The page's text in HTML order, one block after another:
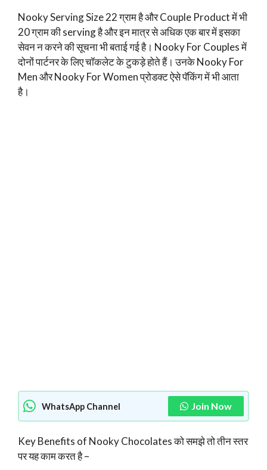
Nooky Serving Size 22 ग्राम है और Couple Product में भी
20 ग्राम की serving है और इन मात्र से अधिक एक बार में इसका
सेवन न करने की सूचना भी बताई गई है। Nooky For Couples में
दोनों पार्टनर के लिए चॉकलेट के टुकड़े होते हैं। उनके Nooky For
Men और Nooky For Women प्रोडक्ट ऐसे पॅकिंग में भी आता
है।
WhatsApp Channel Join Now
Key Benefits of Nooky Chocolates को समझे तो तीन स्तर
पर यह काम करत है –